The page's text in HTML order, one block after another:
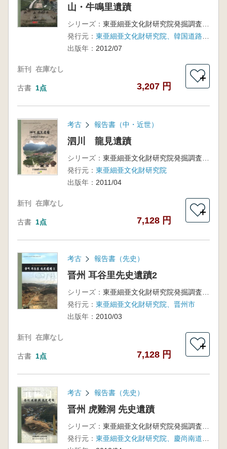
山・牛鳴里遺蹟
シリーズ：
発行元：
出版年： 2012/07
新刊 在庫なし
古書 1点 3,207 円
＋
考古 報告書（中・近世）
泗川 龍見遺蹟
シリーズ：
発行元： 東亜細亜文化財研究院
出版年： 2011/04
新刊 在庫なし
古書 1点 7,128 円
＋
考古 報告書（先史）
晋州 耳谷里先史遺蹟2
シリーズ：
発行元： 東亜細亜文化財研究院、晋州市
出版年： 2010/03
新刊 在庫なし
古書 1点 7,128 円
＋
考古 報告書（先史）
晋州 虎難洞 先史遺蹟
シリーズ：
発行元：